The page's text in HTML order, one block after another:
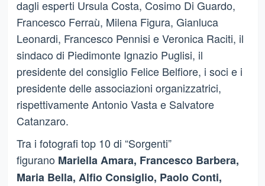
dagli esperti Ursula Costa, Cosimo Di Guardo,
Francesco Ferraù, Milena Figura, Gianluca
Leonardi, Francesco Pennisi e Veronica Raciti, il
sindaco di Piedimonte Ignazio Puglisi, il
presidente del consiglio Felice Belfiore, i soci e i
presidente delle associazioni organizzatrici,
rispettivamente Antonio Vasta e Salvatore
Catanzaro.
Tra i fotografi top 10 di “Sorgenti”
figurano Mariella Amara, Francesco Barbera,
Maria Bella, Alfio Consiglio, Paolo Conti,